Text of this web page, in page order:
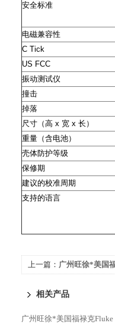
安全标准
电磁兼容性
C Tick
US FCC
振动测试仪
撞击
掉落
尺寸（高 x 宽 x 长）
重量（含电池）
壳体防护等级
保修期
建议的校准周期
支持的语言
上一篇： 广州旺徐*美国
相关产品
广州旺徐*美国福禄克